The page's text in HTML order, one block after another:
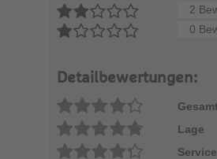
2
0
Detailbewertungen:
Lage
Service